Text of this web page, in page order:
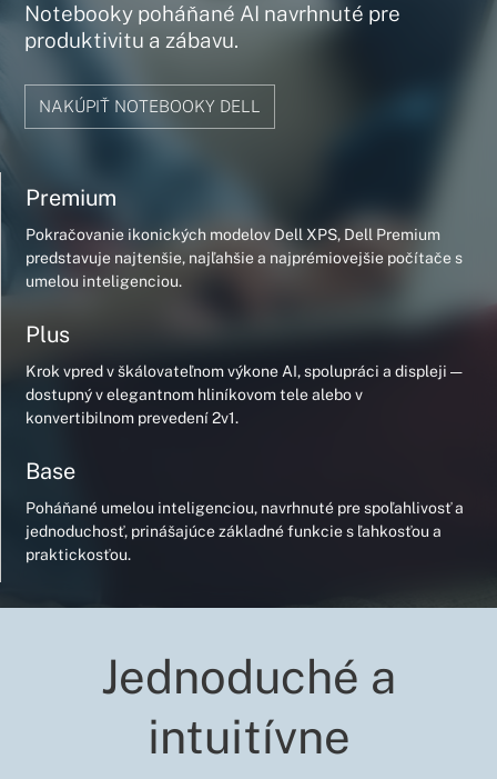
Notebooky poháňané AI navrhnuté pre
produktivitu a zábavu.
NAKÚPIŤ NOTEBOOKY DELL
Premium
Pokračovanie ikonických modelov Dell XPS, Dell Premium
predstavuje najtenšie, najľahšie a najprémiovejšie počítače s
umelou inteligenciou.
Plus
Krok vpred v škálovateľnom výkone AI, spolupráci a displeji —
dostupný v elegantnom hliníkovom tele alebo v
konvertibilnom prevedení 2v1.
Base
Poháňané umelou inteligenciou, navrhnuté pre spoľahlivosť a
jednoduchosť, prinášajúce základné funkcie s ľahkosťou a
praktickosťou.
Jednoduché a
intuitívne